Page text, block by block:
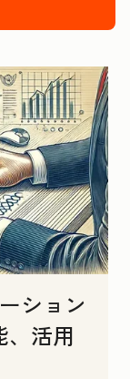
ション
、活用